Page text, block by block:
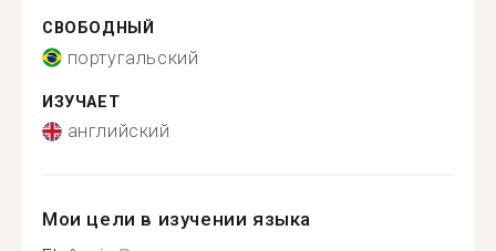
СВОБОДНЫЙ
португальский
ИЗУЧАЕТ
английский
Мои цели в изучении языка